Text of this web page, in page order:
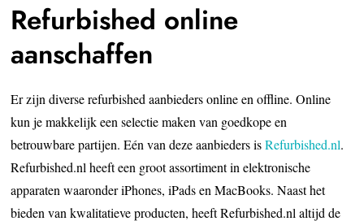
Refurbished online
aanschaffen
Er zijn diverse refurbished aanbieders online en offline. Online
kun je makkelijk een selectie maken van goedkope en
betrouwbare partijen. Eén van deze aanbieders isRefurbished.nl.
Refurbished.nl heeft een groot assortiment in elektronische
apparaten waaronder iPhones, iPads en MacBooks. Naast het
bieden van kwalitatieve producten, heeft Refurbished.nl altijd de